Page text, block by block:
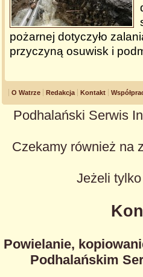
pożarnej dotyczyło
przyczyną osuwisk i
O Watrze Redakcja Kontakt
Podhalański Serwis
Czekamy również na
Jeżeli
Powielanie,
Podhalańskim